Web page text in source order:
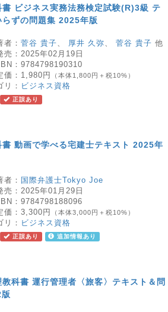
書 ビジネス実務法務検定試験(R)3級 テ
らずの問題集 2025年版
者： 菅谷 貴子、 厚井 久弥、 菅谷 貴子 他
売： 2025年02月19日
： 9784798190310
価： 1,980円 （本体1,800円＋税10%）
リ： ビジネス資格
正誤あり
書 動画で学べる宅建士テキスト 2025年
者： 国際弁護士Tokyo Joe
売： 2025年01月29日
： 9784798188096
価： 3,300円 （本体3,000円＋税10%）
リ： ビジネス資格
正誤あり 追加情報あり
科書 運行管理者〈旅客〉テキスト＆問